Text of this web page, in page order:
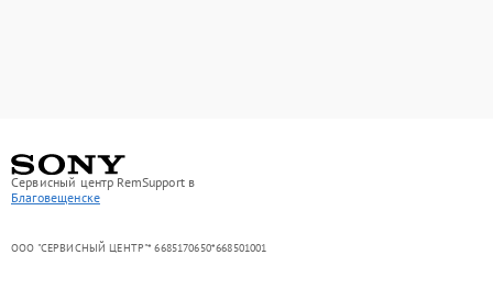
Сервисный центр RemSupport в
Благовещенске
ООО "СЕРВИСНЫЙ ЦЕНТР"* 6685170650*668501001